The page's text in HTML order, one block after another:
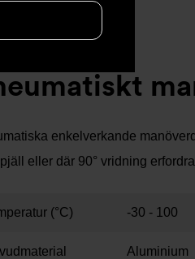
enkelverkande
eller där 90° vridning
(°C) -30 - 100
Aluminium